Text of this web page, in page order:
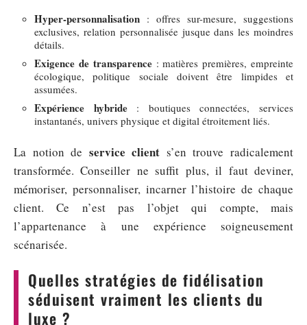
Hyper-personnalisation : offres sur-mesure, suggestions
exclusives, relation personnalisée jusque dans les moindres
détails.
Exigence de transparence: matières premières, empreinte
écologique, politique sociale doivent être limpides et
assumées.
Expérience hybride: boutiques connectées, services
instantanés, univers physique et digital étroitement liés.
La notion de service client s’en trouve radicalement
transformée. Conseiller ne suffit plus, il faut deviner,
mémoriser, personnaliser, incarner l’histoire de chaque
client. Ce n’est pas l’objet qui compte, mais
l’appartenance à une expérience soigneusement
scénarisée.
Quelles stratégies de fidélisation
séduisent vraiment les clients du
luxe ?